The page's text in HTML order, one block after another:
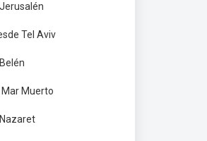
Tel Aviv
Muerto